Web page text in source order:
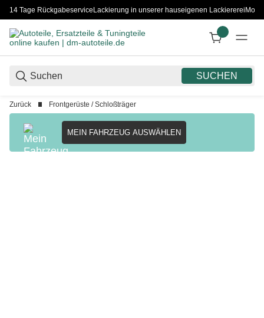
14 Tage RückgabeserviceLackierung in unserer hauseigenen Lackiererei
SUCHEN
Zurück Frontgerüste / Schloßträger
MEIN FAHRZEUG AUSWÄHLEN